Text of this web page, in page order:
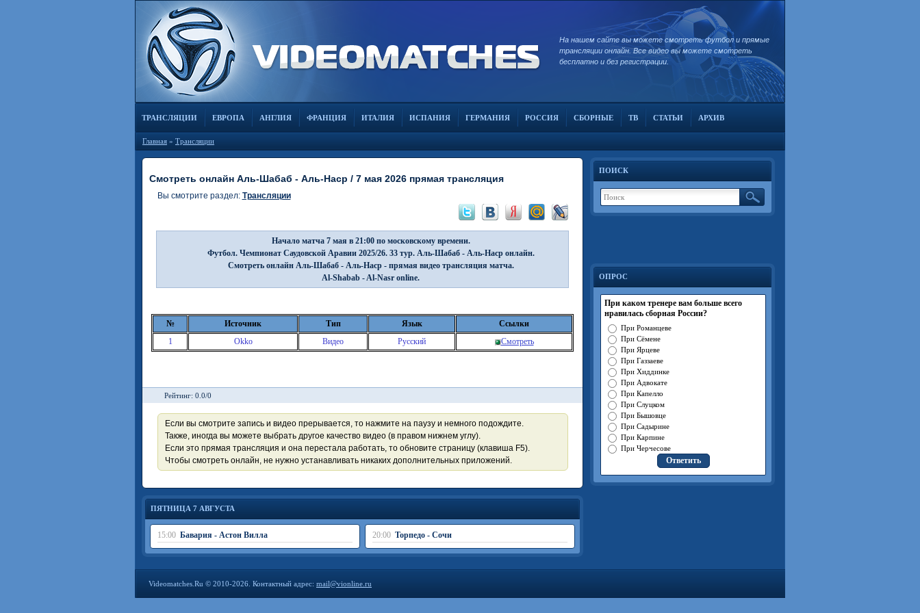
На нашем сайте вы можете смотреть футбол и прямые
трансляции онлайн. Все видео вы можете смотреть
бесплатно и без регистрации.
ТРАНСЛЯЦИИ ЕВРОПА АНГЛИЯ ФРАНЦИЯ ИТАЛИЯ ИСПАНИЯ ГЕРМАНИЯ РОССИЯ СБОРНЫЕ ТВ СТАТЬИ АРХИВ
Главная » Трансляции
Смотреть онлайн Аль-Шабаб - Аль-Наср / 7 мая 2026 прямая трансляция
Вы смотрите раздел: Трансляции
Начало матча 7 мая в 21:00 по московскому времени.
Футбол. Чемпионат Саудовской Аравии 2025/26. 33 тур. Аль-Шабаб - Аль-Наср онлайн.
Смотреть онлайн Аль-Шабаб - Аль-Наср - прямая видео трансляция матча.
Al-Shabab - Al-Nasr online.
№ Источник Тип Язык
Ссылки
1
Okko Видео Русский Смотреть
Рейтинг: 0.0/0
Если вы смотрите запись и видео прерывается, то нажмите на паузу и немного подождите.
Также, иногда вы можете выбрать другое качество видео (в правом нижнем углу).
Если это прямая трансляция и она перестала работать, то обновите страницу (клавиша F5).
Чтобы смотреть онлайн, не нужно устанавливать никаких дополнительных приложений.
ПЯТНИЦА 7 АВГУСТА
15:00 Бавария - Астон Вилла 20:00 Торпедо - Сочи
ПОИСК
ОПРОС
При каком тренере вам больше всего
нравилась сборная России?
При Романцеве
При Сёмене
При Ярцеве
При Газзаеве
При Хиддинке
При Адвокате
При Капелло
При Слуцком
При Бышовце
При Садырине
При Карпине
При Черчесове
Videomatches.Ru © 2010-2026. Контактный адрес: mail@vionline.ru